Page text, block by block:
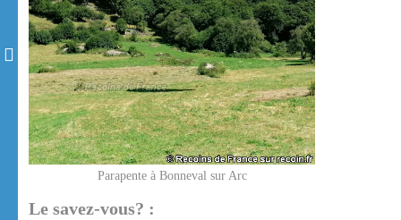
Parapente à Bonneval sur Arc
Le savez-vous? :